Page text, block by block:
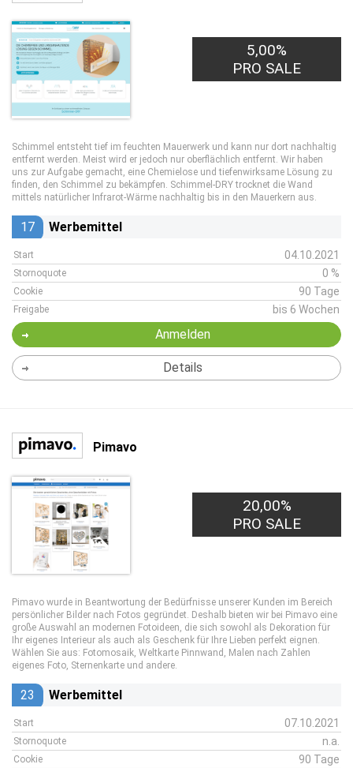
5,00%
PRO SALE
Schimmel entsteht tief im feuchten Mauerwerk und kann nur dort nachhaltig
entfernt werden. Meist wird er jedoch nur oberflächlich entfernt. Wir haben
uns zur Aufgabe gemacht, eine Chemielose und tiefenwirksame Lösung zu
finden, den Schimmel zu bekämpfen. Schimmel-DRY trocknet die Wand
mittels natürlicher Infrarot-Wärme nachhaltig bis in den Mauerkern aus.
17 Werbemittel
Start 04.10.2021
Stornoquote 0 %
Cookie 90 Tage
Freigabe bis 6 Wochen
Anmelden
Details
Pimavo
20,00%
PRO SALE
Pimavo wurde in Beantwortung der Bedürfnisse unserer Kunden im Bereich
persönlicher Bilder nach Fotos gegründet. Deshalb bieten wir bei Pimavo eine
große Auswahl an modernen Fotoideen, die sich sowohl als Dekoration für
Ihr eigenes Interieur als auch als Geschenk für Ihre Lieben perfekt eignen.
Wählen Sie aus: Fotomosaik, Weltkarte Pinnwand, Malen nach Zahlen
eigenes Foto, Sternenkarte und andere.
23 Werbemittel
Start 07.10.2021
Stornoquote n.a.
Cookie 90 Tage